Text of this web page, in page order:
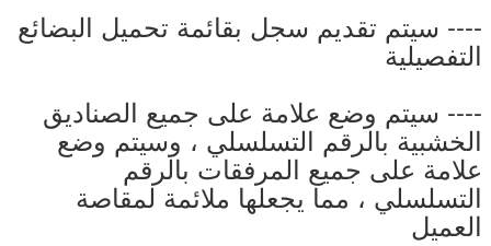
---- سيتم تقديم سجل بقائمة تحميل البضائع
التفصيلية
---- سيتم وضع علامة على جميع الصناديق
الخشبية بالرقم التسلسلي ، وسيتم وضع
علامة على جميع المرفقات بالرقم
التسلسلي ، مما يجعلها ملائمة لمقاصة
العميل